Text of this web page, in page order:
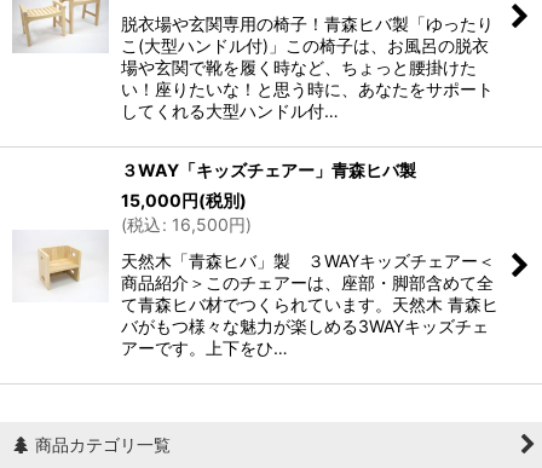
脱衣場や玄関専用の椅子！青森ヒバ製「ゆったり
こ(大型ハンドル付)」この椅子は、お風呂の脱衣
場や玄関で靴を履く時など、ちょっと腰掛けた
い！座りたいな！と思う時に、あなたをサポート
してくれる大型ハンドル付…
３WAY「キッズチェアー」青森ヒバ製
15,000円(税別)
(税込: 16,500円)
天然木「青森ヒバ」製 ３WAYキッズチェアー＜
商品紹介＞このチェアーは、座部・脚部含めて全
て青森ヒバ材でつくられています。天然木 青森ヒ
バがもつ様々な魅力が楽しめる3WAYキッズチェ
アーです。上下をひ…
商品カテゴリ一覧